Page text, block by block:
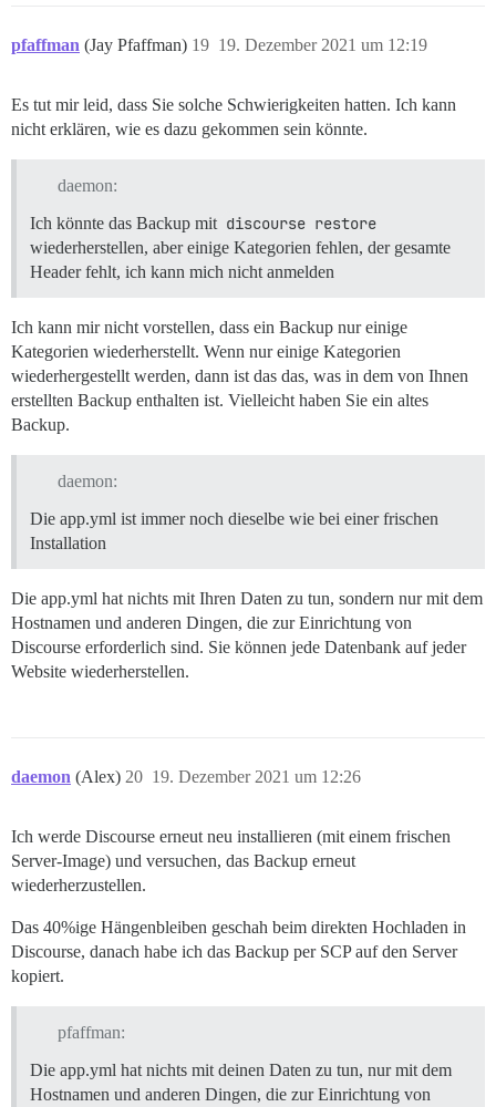
pfaffman (Jay Pfaffman) 19. Dezember 2021 um 12:19
19
Es tut mir leid, dass Sie solche Schwierigkeiten hatten. Ich kann
nicht erklären, wie es dazu gekommen sein könnte.
daemon:
Ich könnte das Backup mit discourse restore
wiederherstellen, aber einige Kategorien fehlen, der gesamte
Header fehlt, ich kann mich nicht anmelden
Ich kann mir nicht vorstellen, dass ein Backup nur einige
Kategorien wiederherstellt. Wenn nur einige Kategorien
wiederhergestellt werden, dann ist das das, was in dem von Ihnen
erstellten Backup enthalten ist. Vielleicht haben Sie ein altes
Backup.
daemon:
Die app.yml ist immer noch dieselbe wie bei einer frischen
Installation
Die app.yml hat nichts mit Ihren Daten zu tun, sondern nur mit dem
Hostnamen und anderen Dingen, die zur Einrichtung von
Discourse erforderlich sind. Sie können jede Datenbank auf jeder
Website wiederherstellen.
daemon (Alex) 19. Dezember 2021 um 12:26
20
Ich werde Discourse erneut neu installieren (mit einem frischen
Server-Image) und versuchen, das Backup erneut
wiederherzustellen.
Das 40%ige Hängenbleiben geschah beim direkten Hochladen in
Discourse, danach habe ich das Backup per SCP auf den Server
kopiert.
pfaffman:
Die app.yml hat nichts mit deinen Daten zu tun, nur mit dem
Hostnamen und anderen Dingen, die zur Einrichtung von